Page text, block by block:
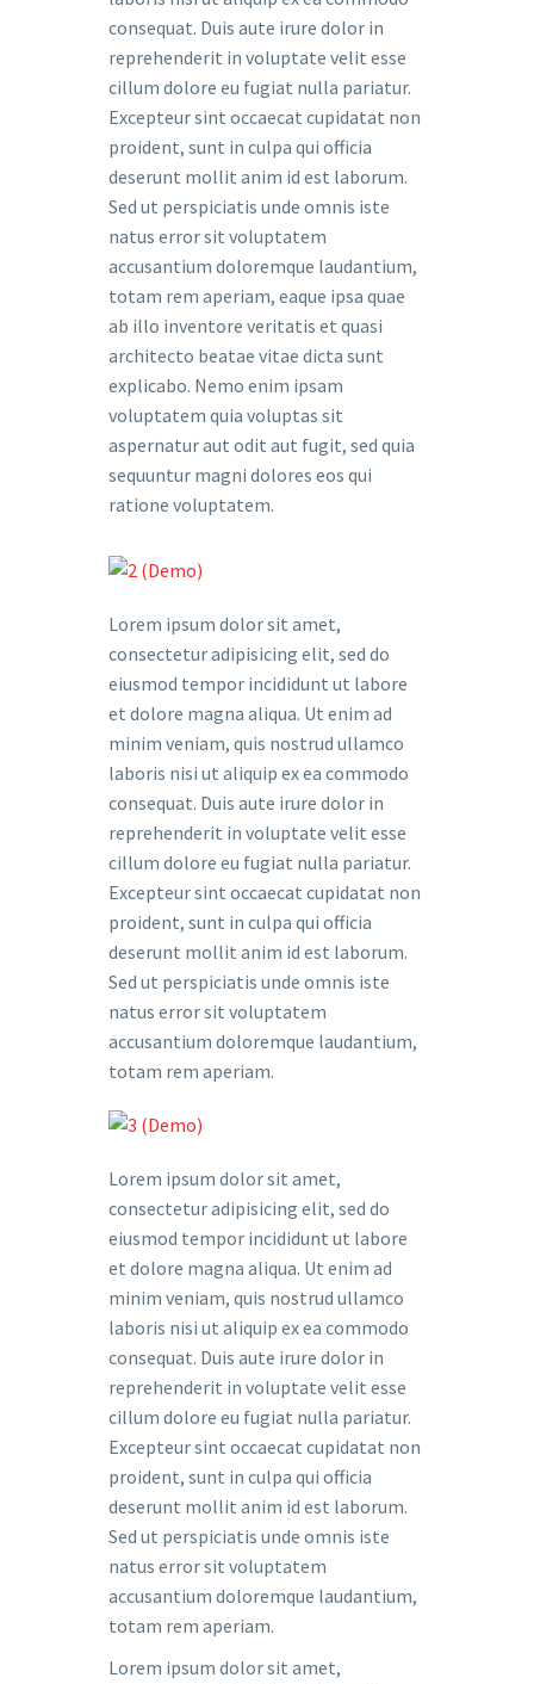
consequat. Duis aute irure dolor in
reprehenderit in voluptate velit esse
cillum dolore eu fugiat nulla pariatur.
Excepteur sint occaecat cupidatat non
proident, sunt in culpa qui officia
deserunt mollit anim id est laborum.
Sed ut perspiciatis unde omnis iste
natus error sit voluptatem
accusantium doloremque laudantium,
totam rem aperiam, eaque ipsa quae
ab illo inventore veritatis et quasi
architecto beatae vitae dicta sunt
explicabo. Nemo enim ipsam
voluptatem quia voluptas sit
aspernatur aut odit aut fugit, sed quia
sequuntur magni dolores eos qui
ratione voluptatem.
Lorem ipsum dolor sit amet,
consectetur adipisicing elit, sed do
eiusmod tempor incididunt ut labore
et dolore magna aliqua. Ut enim ad
minim veniam, quis nostrud ullamco
laboris nisi ut aliquip ex ea commodo
consequat. Duis aute irure dolor in
reprehenderit in voluptate velit esse
cillum dolore eu fugiat nulla pariatur.
Excepteur sint occaecat cupidatat non
proident, sunt in culpa qui officia
deserunt mollit anim id est laborum.
Sed ut perspiciatis unde omnis iste
natus error sit voluptatem
accusantium doloremque laudantium,
totam rem aperiam.
Lorem ipsum dolor sit amet,
consectetur adipisicing elit, sed do
eiusmod tempor incididunt ut labore
et dolore magna aliqua. Ut enim ad
minim veniam, quis nostrud ullamco
laboris nisi ut aliquip ex ea commodo
consequat. Duis aute irure dolor in
reprehenderit in voluptate velit esse
cillum dolore eu fugiat nulla pariatur.
Excepteur sint occaecat cupidatat non
proident, sunt in culpa qui officia
deserunt mollit anim id est laborum.
Sed ut perspiciatis unde omnis iste
natus error sit voluptatem
accusantium doloremque laudantium,
totam rem aperiam.
Lorem ipsum dolor sit amet,